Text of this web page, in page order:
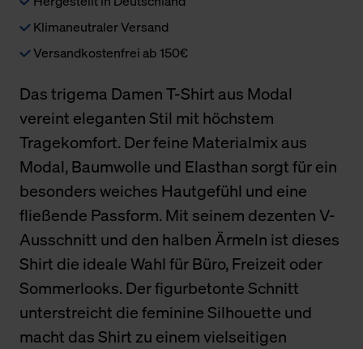
Klimaneutraler Versand
Versandkostenfrei ab 150€
Das trigema Damen T-Shirt aus Modal
vereint eleganten Stil mit höchstem
Tragekomfort. Der feine Materialmix aus
Modal, Baumwolle und Elasthan sorgt für ein
besonders weiches Hautgefühl und eine
fließende Passform. Mit seinem dezenten V-
Ausschnitt und den halben Ärmeln ist dieses
Shirt die ideale Wahl für Büro, Freizeit oder
Sommerlooks. Der figurbetonte Schnitt
unterstreicht die feminine Silhouette und
macht das Shirt zu einem vielseitigen